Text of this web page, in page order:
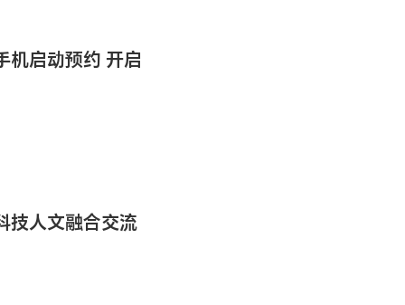
机启动预约 开启
技人文融合交流